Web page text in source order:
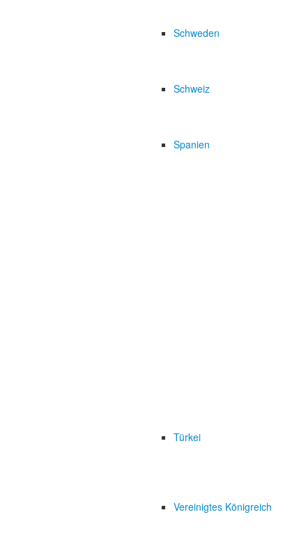
Schweden
Schweiz
Spanien
Türkei
Vereinigtes Königreich